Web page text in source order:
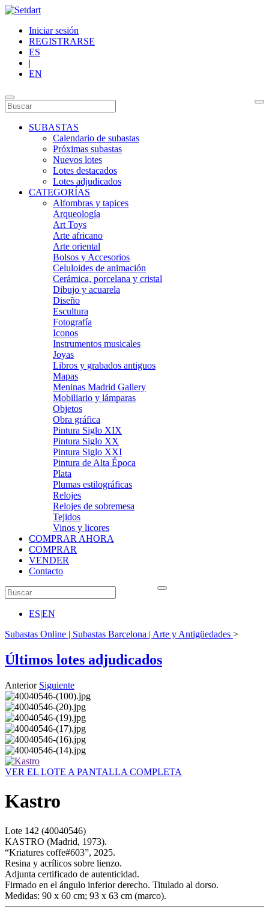
Iniciar sesión
REGISTRARSE
ES
|
EN
SUBASTAS
Calendario de subastas
Próximas subastas
Nuevos lotes
Lotes destacados
Lotes adjudicados
CATEGORÍAS
Alfombras y tapices
Arqueología
Art Toys
Arte africano
Arte oriental
Bolsos y Accesorios
Celuloides de animación
Cerámica, porcelana y cristal
Dibujo y acuarela
Diseño
Escultura
Fotografía
Iconos
Instrumentos musicales
Joyas
Libros y grabados antiguos
Mapas
Meninas Madrid Gallery
Mobiliario y lámparas
Objetos
Obra gráfica
Pintura Siglo XIX
Pintura Siglo XX
Pintura Siglo XXI
Pintura de Alta Época
Plata
Plumas estilográficas
Relojes
Relojes de sobremesa
Tejidos
Vinos y licores
COMPRAR AHORA
COMPRAR
VENDER
Contacto
ES|EN
Subastas Online | Subastas Barcelona | Arte y Antigüedades >
Últimos lotes adjudicados
Anterior Siguiente
VER EL LOTE A PANTALLA COMPLETA
Kastro
Lote 142 (40040546)
KASTRO (Madrid, 1973).
“Kriatures coffe#603”, 2025.
Resina y acrílicos sobre lienzo.
Adjunta certificado de autenticidad.
Firmado en el ángulo inferior derecho. Titulado al dorso.
Medidas: 90 x 60 cm; 93 x 63 cm (marco).